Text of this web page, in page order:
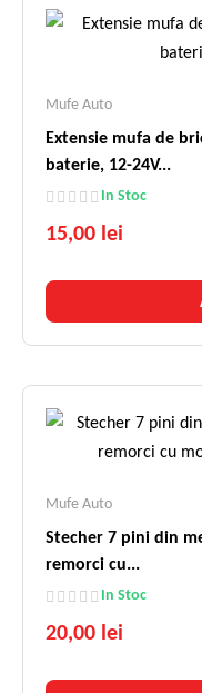
Mufe Auto
Extensie mufa de
baterie, 12-24V...
In Stoc
15,00 lei
Mufe Auto
Stecher 7 pini din
remorci cu...
In Stoc
20,00 lei